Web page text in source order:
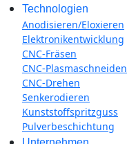
Technologien
Anodisieren/Eloxieren
Elektronikentwicklung
CNC-Fräsen
CNC-Plasmaschneiden
CNC-Drehen
Senkerodieren
Kunststoffspritzguss
Pulverbeschichtung